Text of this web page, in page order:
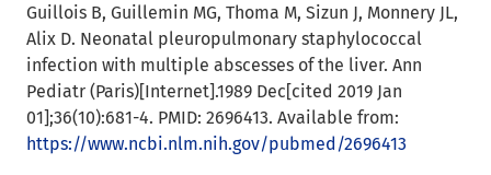
Guillois B, Guillemin MG, Thoma M, Sizun J, Monnery JL,
Alix D. Neonatal pleuropulmonary staphylococcal
infection with multiple abscesses of the liver. Ann
Pediatr (Paris)[Internet].1989 Dec[cited 2019 Jan
01];36(10):681-4. PMID: 2696413. Available from:
https://www.ncbi.nlm.nih.gov/pubmed/2696413